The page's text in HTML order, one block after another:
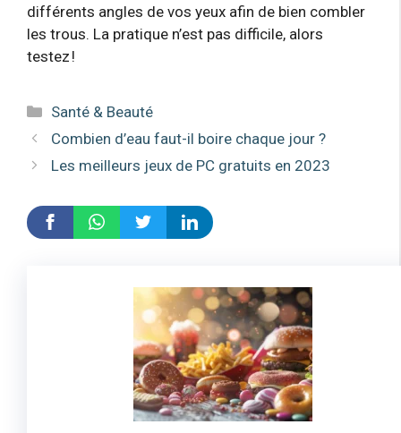
différents angles de vos yeux afin de bien combler
les trous. La pratique n’est pas difficile, alors
testez !
Catégories
Santé & Beauté
Combien d’eau faut-il boire chaque jour ?
Les meilleurs jeux de PC gratuits en 2023